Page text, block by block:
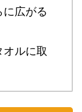
に広がる
ルに取